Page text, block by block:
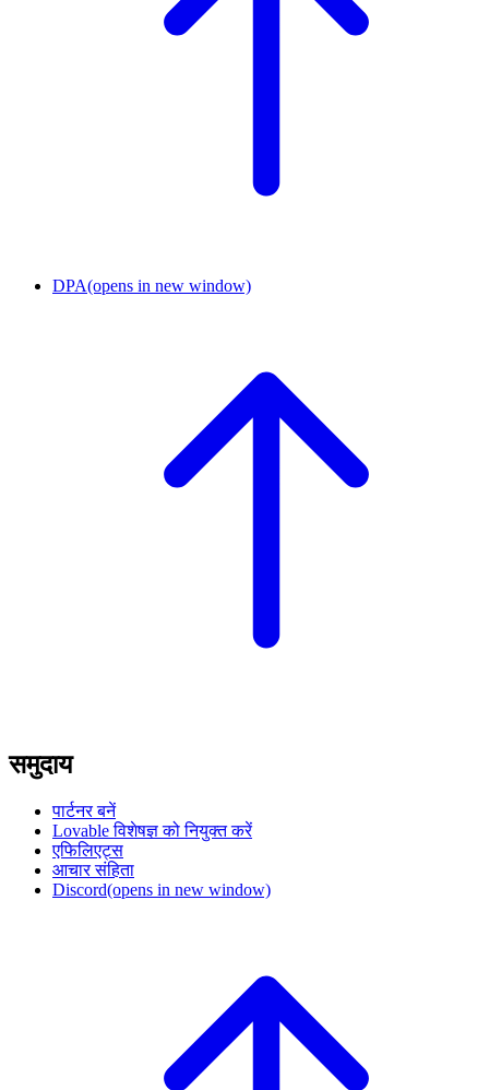
DPA(opens in new window)
समुदाय
पार्टनर बनें
Lovable विशेषज्ञ को नियुक्त करें
एफिलिएट्स
आचार संहिता
Discord(opens in new window)